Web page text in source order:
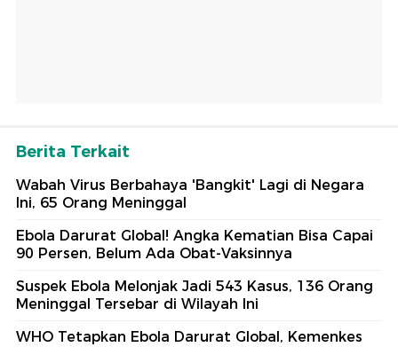
Berita Terkait
Wabah Virus Berbahaya 'Bangkit' Lagi di Negara
Ini, 65 Orang Meninggal
Ebola Darurat Global! Angka Kematian Bisa Capai
90 Persen, Belum Ada Obat-Vaksinnya
Suspek Ebola Melonjak Jadi 543 Kasus, 136 Orang
Meninggal Tersebar di Wilayah Ini
WHO Tetapkan Ebola Darurat Global, Kemenkes